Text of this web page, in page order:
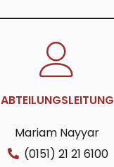
ABTEILUNGSLEITUNG
Mariam Nayyar
(0151) 21 21 6100